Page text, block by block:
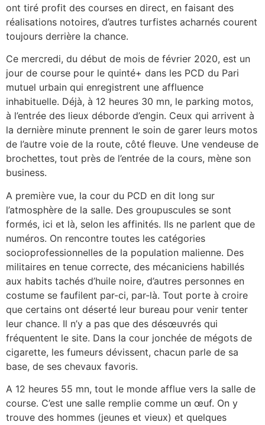
ont tiré profit des courses en direct, en faisant des
réalisations notoires, d’autres turfistes acharnés courent
toujours derrière la chance.
Ce mercredi, du début de mois de février 2020, est un
jour de course pour le quinté+ dans les PCD du Pari
mutuel urbain qui enregistrent une affluence
inhabituelle. Déjà, à 12 heures 30 mn, le parking motos,
à l’entrée des lieux déborde d’engin. Ceux qui arrivent à
la dernière minute prennent le soin de garer leurs motos
de l’autre voie de la route, côté fleuve. Une vendeuse de
brochettes, tout près de l’entrée de la cours, mène son
business.
A première vue, la cour du PCD en dit long sur
l’atmosphère de la salle. Des groupuscules se sont
formés, ici et là, selon les affinités. Ils ne parlent que de
numéros. On rencontre toutes les catégories
socioprofessionnelles de la population malienne. Des
militaires en tenue correcte, des mécaniciens habillés
aux habits tachés d’huile noire, d’autres personnes en
costume se faufilent par-ci, par-là. Tout porte à croire
que certains ont déserté leur bureau pour venir tenter
leur chance. Il n’y a pas que des désœuvrés qui
fréquentent le site. Dans la cour jonchée de mégots de
cigarette, les fumeurs dévissent, chacun parle de sa
base, de ses chevaux favoris.
A 12 heures 55 mn, tout le monde afflue vers la salle de
course. C’est une salle remplie comme un œuf. On y
trouve des hommes (jeunes et vieux) et quelques